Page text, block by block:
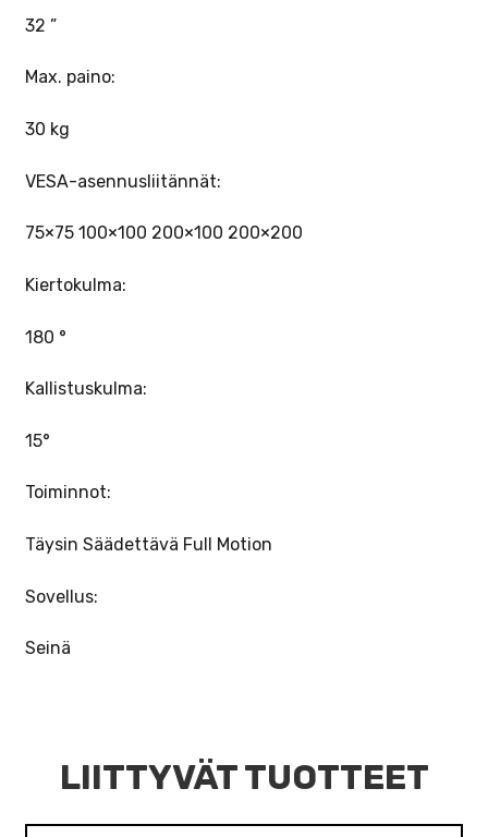
32 ”
Max. paino:
30 kg
VESA-asennusliitännät:
75×75 100×100 200×100 200×200
Kiertokulma:
180 °
Kallistuskulma:
15°
Toiminnot:
Täysin Säädettävä Full Motion
Sovellus:
Seinä
LIITTYVÄT TUOTTEET